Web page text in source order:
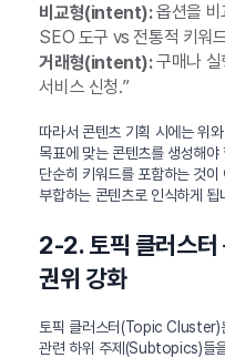
비교형(intent):옵션을 비
SEO 도구 vs 전통적 키워
거래형(intent):구매나 실
서비스 신청.”
따라서 콘텐츠 기획 시에는 위
목표에 맞는 콘텐츠를 생성해
단순히 키워드를 포함하는 것
부합하는 콘텐츠로 인식하게 됩
2-2. 토픽 클러스터
권위 강화
토픽 클러스터(Topic Cluster)
관련 하위 주제(Subtopics)들